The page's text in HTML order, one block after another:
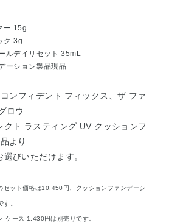
ッショ
ファン
ーショ
クッショ
ンファン
デーショ
クッショ
ンファン
ー 15g
ク 3g
ルデイリセット 35mL
ーション製品現品
ンフィデント フィックス、ザ ファ
ロウ
クト ラスティング UV クッションフ
より
びいただけます。
セット価格は10,450円、クッションファンデーシ
。
ケース 1,430円は別売りです。